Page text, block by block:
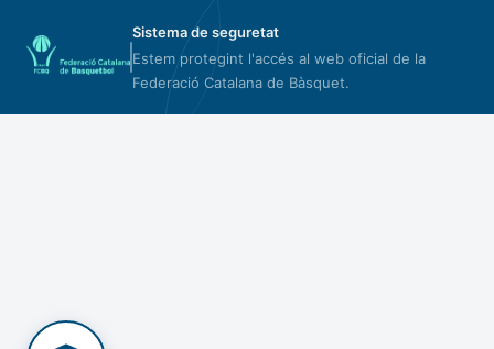
Sistema de seguretat
Estem protegint l'accés al web oficial de la
Federació Catalana de Bàsquet.